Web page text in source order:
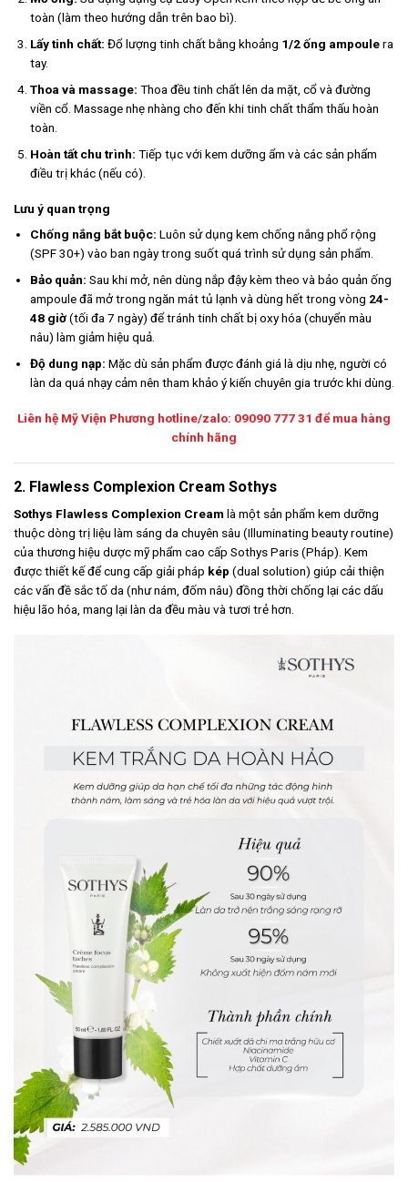
toàn (làm theo hướng dẫn trên bao bì).
Lấy tinh chất: Đổ lượng tinh chất bằng khoảng 1/2 ống ampoulera
tay.
Thoa và massage: Thoa đều tinh chất lên da mặt, cổ và đường
viền cổ. Massage nhẹ nhàng cho đến khi tinh chất thẩm thấu hoàn
toàn.
Hoàn tất chu trình: Tiếp tục với kem dưỡng ẩm và các sản phẩm
điều trị khác (nếu có).
Lưu ý quan trọng
Chống nắng bắt buộc: Luôn sử dụng kem chống nắng phổ rộng
(SPF 30+) vào ban ngày trong suốt quá trình sử dụng sản phẩm.
Bảo quản: Sau khi mở, nên dùng nắp đậy kèm theo và bảo quản ống
ampoule đã mở trong ngăn mát tủ lạnh và dùng hết trong vòng 24-
48 giờ(tối đa 7 ngày) để tránh tinh chất bị oxy hóa (chuyển màu
nâu) làm giảm hiệu quả.
Độ dung nạp: Mặc dù sản phẩm được đánh giá là dịu nhẹ, người có
làn da quá nhạy cảm nên tham khảo ý kiến chuyên gia trước khi dùng.
Liên hệ Mỹ Viện Phương hotline/zalo: 09090 777 31 để mua hàng
chính hãng
2. Flawless Complexion Cream Sothys
Sothys Flawless Complexion Creamlà một sản phẩm kem dưỡng
thuộc dòng trị liệu làm sáng da chuyên sâu (Illuminating beauty routine)
của thương hiệu dược mỹ phẩm cao cấp Sothys Paris (Pháp). Kem
được thiết kế để cung cấp giải pháp kép (dual solution) giúp cải thiện
các vấn đề sắc tố da (như nám, đốm nâu) đồng thời chống lại các dấu
hiệu lão hóa, mang lại làn da đều màu và tươi trẻ hơn.